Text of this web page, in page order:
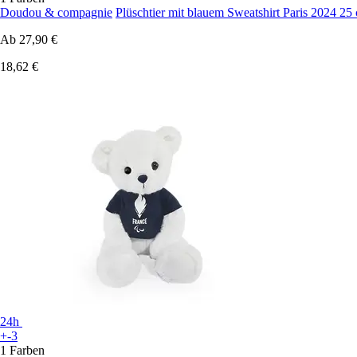
Doudou & compagnie Plüschtier mit blauem Sweatshirt Paris 2024 25
Ab 27,90 €
18,62 €
24h
+-3
1 Farben